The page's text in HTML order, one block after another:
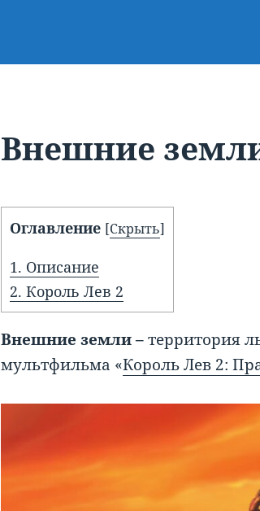
Внешние
Оглавление [Скрыть]
1. Описание
2. Король Лев 2
Внешние земли –территория
мультфильма «Король Лев 2: